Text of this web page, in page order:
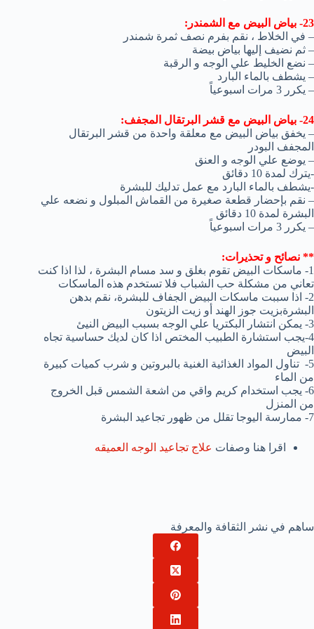
23- بياض البيض مع الشمندر:
– في الخلاط ، نقم بفرم نصف ثمرة شمندر
– ثم نضيف إليها بياض بيضة
– نضع الخليط علي الوجه و الرقبة
– يشطف بالماء البارد
– يكرر 3 مرات اسبوعياً
24- بياض البيض مع قشر البرتقال المجفف:
– يخفق بياض البيض مع معلقة واحدة من قشر البرتقال
المجفف البودر
– يوضع علي الوجه و العنق
-يترك لمدة 10 دقائق
-يشطف بالماء البارد مع عمل تدليك للبشرة
– نقم بإحضار قطعة صغيرة من القماش المبلول و نضعه علي
البشرة لمدة 10 دقائق
– يكرر 3 مرات اسبوعياً
** نصائح و تحذيرات:
1- ماسكات البيض تقوم بغلق و سد مسام البشرة ، لذا اذا كنت
تعاني من مشكلة حب الشباب فلا تستخدم هذه الماسكات
2- اذا سببت ماسكات البيض الجفاف للبشرة، نقم بدهن
البشرةبزيت جوز الهند أو زيت الزيتون
3- يمكن انتشار البكتريا علي الوجه بسبب البيض النيئ
4-يجب استشارة الطبيب المختص اذا كان لديك حساسية تجاه
البيض
5- تناول المواد الغذائية الغنية بالبروتين و شرب كميات كبيرة
من الماء
6- يجب استخدام كريم واقي من اشعة الشمس قبل الخروج
من المنزل
7- ممارسة اليوجا تقلل من ظهور تجاعيد البشرة
اقرا هنا وصفات علاج تجاعيد الوجه العميقه
ساهم في نشر الثقافة والمعرفة